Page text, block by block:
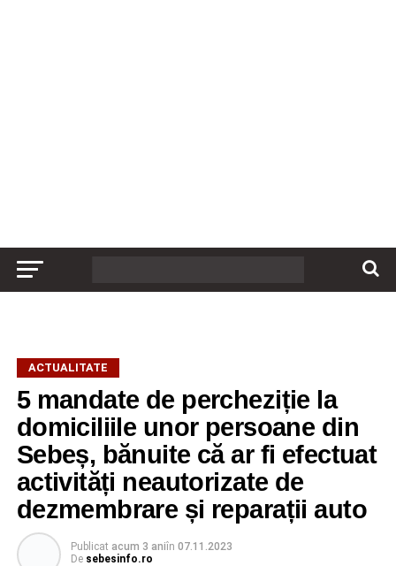
ACTUALITATE
5 mandate de percheziție la
domiciliile unor persoane din
Sebeș, bănuite că ar fi efectuat
activități neautorizate de
dezmembrare și reparații auto
Publicat acum 3 aniîn 07.11.2023
De sebesinfo.ro